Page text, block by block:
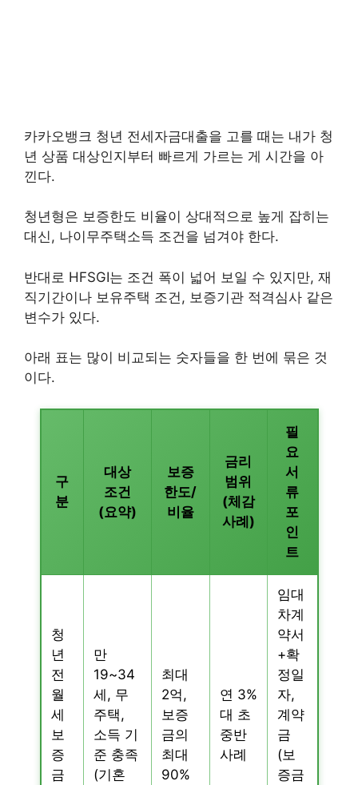
카카오뱅크 청년 전세자금대출을 고를 때는 내가 청
년 상품 대상인지부터 빠르게 가르는 게 시간을 아
낀다.
청년형은 보증한도 비율이 상대적으로 높게 잡히는
대신, 나이무주택소득 조건을 넘겨야 한다.
반대로 HFSGI는 조건 폭이 넓어 보일 수 있지만, 재
직기간이나 보유주택 조건, 보증기관 적격심사 같은
변수가 있다.
아래 표는 많이 비교되는 숫자들을 한 번에 묶은 것
이다.
구
분
대상
조건
(요약)
보증
한도/
비율
금리
범위
(체감
사례)
필
요
서
류
포
인
트
청
년
전
월
세
보
증
금
만
19~34
세, 무
주택,
소득 기
준 충족
(기혼
최대
2억,
보증
금의
최대
90%
연 3%
대 초
중반
사례
임대
차계
약서
+확
정일
자,
계약
금
(보
증금